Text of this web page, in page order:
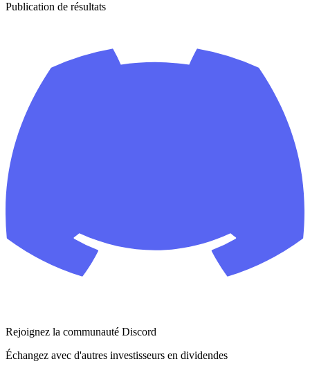
Publication de résultats
Rejoignez la communauté Discord
Échangez avec d'autres investisseurs en dividendes